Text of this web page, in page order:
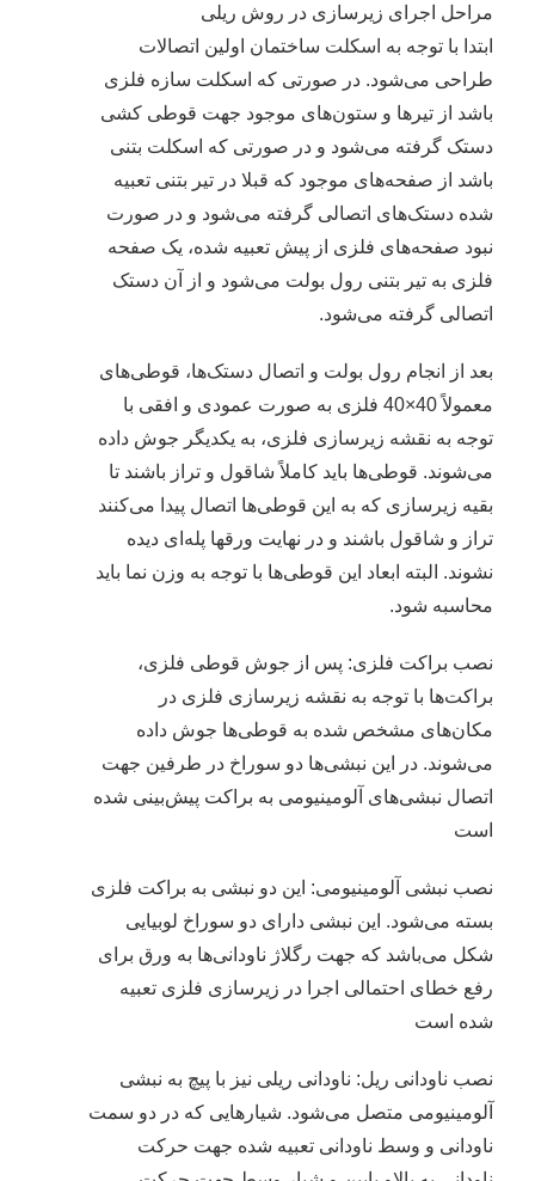
مراحل اجرای زیرسازی در روش ریلی
ابتدا با توجه به اسکلت ساختمان اولین اتصالات
طراحی می‌شود. در صورتی که اسکلت سازه فلزی
باشد از تیرها و ستون‌های موجود جهت قوطی کشی
دستک گرفته می‌شود و در صورتی که اسکلت بتنی
باشد از صفحه‌های موجود که قبلا در تیر بتنی تعبیه
شده دستک‌های اتصالی گرفته می‌شود و در صورت
نبود صفحه‌های فلزی از پیش تعبیه شده، یک صفحه
فلزی به تیر بتنی رول بولت می‌شود و از آن دستک
اتصالی گرفته می‌شود.
بعد از انجام رول بولت و اتصال دستک‌ها، قوطی‌های
معمولاً 40×40 فلزی به صورت عمودی و افقی با
توجه به نقشه زیرسازی فلزی، به یکدیگر جوش داده
می‌شوند. قوطی‌ها باید کاملاً شاقول و تراز باشند تا
بقیه زیرسازی که به این قوطی‌ها اتصال پیدا می‌کنند
تراز و شاقول باشند و در نهایت ورقها پله‌ای دیده
نشوند. البته ابعاد این قوطی‌ها با توجه به وزن نما باید
محاسبه شود.
نصب براکت فلزی: پس از جوش قوطی فلزی،
براکت‌ها با توجه به نقشه زیرسازی فلزی در
مکان‌های مشخص شده به قوطی‌ها جوش داده
می‌شوند. در این نبشی‌ها دو سوراخ در طرفین جهت
اتصال نبشی‌های آلومینیومی به براکت پیش‌بینی شده
است
نصب نبشی آلومینیومی: این دو نبشی به براکت فلزی
بسته می‌شود. این نبشی دارای دو سوراخ لوبیایی
شکل می‌باشد که جهت رگلاژ ناودانی‌ها به ورق برای
رفع خطای احتمالی اجرا در زیرسازی فلزی تعبیه
شده است
نصب ناودانی ریل: ناودانی ریلی نیز با پیچ به نبشی
آلومینیومی متصل می‌شود. شیارهایی که در دو سمت
ناودانی و وسط ناودانی تعبیه شده جهت حرکت